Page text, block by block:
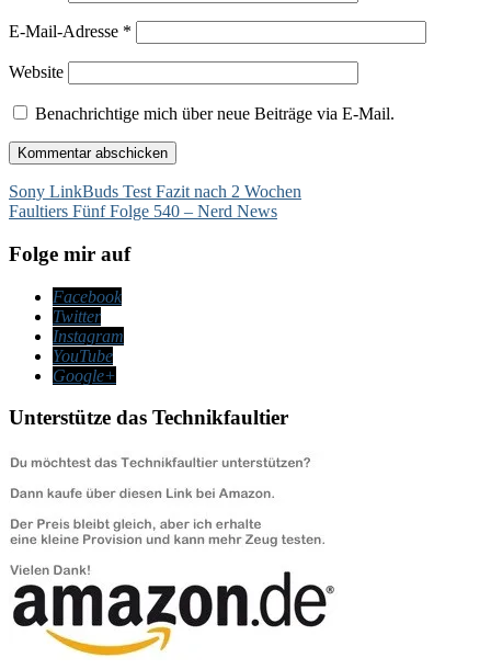
E-Mail-Adresse *
Website
Benachrichtige mich über neue Beiträge via E-Mail.
Beitragsnavigation
Sony LinkBuds Test Fazit nach 2 Wochen
Faultiers Fünf Folge 540 – Nerd News
Folge mir auf
Facebook
Twitter
Instagram
YouTube
Google+
Unterstütze das Technikfaultier